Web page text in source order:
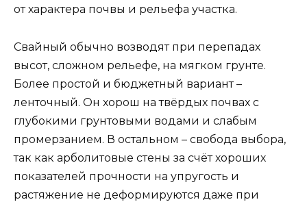
от характера почвы и рельефа участка.
Свайный обычно возводят при перепадах
высот, сложном рельефе, на мягком грунте.
Более простой и бюджетный вариант –
ленточный. Он хорош на твёрдых почвах с
глубокими грунтовыми водами и слабым
промерзанием. В остальном – свобода выбора,
так как арболитовые стены за счёт хороших
показателей прочности на упругость и
растяжение не деформируются даже при